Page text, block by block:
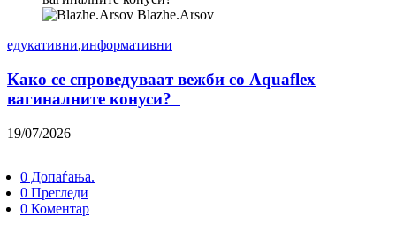
Blazhe.Arsov
едукативни,информативни
Како се спроведуваат вежби со Aquaflex
вагиналните конуси?
19/07/2026
0 Допаѓања.
0 Прегледи
0 Коментар